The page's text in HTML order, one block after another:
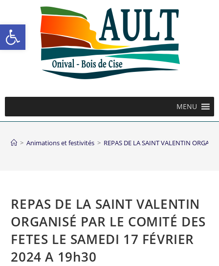
Ouvrir la barre d’outils
MENU
> Animations et festivités > REPAS DE LA SAINT VALENTIN
REPAS DE LA SAINT VALENTIN
ORGANISÉ PAR LE COMITÉ DES
FETES LE SAMEDI 17 FÉVRIER
2024 A 19h30